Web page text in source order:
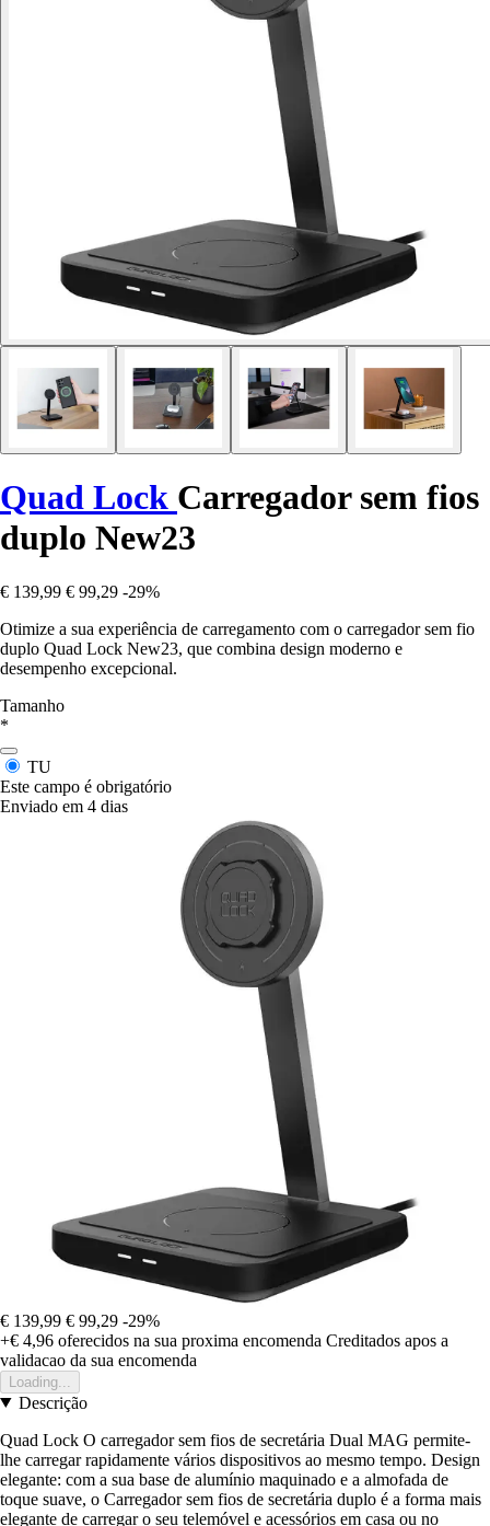
Quad Lock Carregador sem fios
duplo New23
€ 139,99 € 99,29 -29%
Otimize a sua experiência de carregamento com o carregador sem fio
duplo Quad Lock New23, que combina design moderno e
desempenho excepcional.
Tamanho
*
TU
Este campo é obrigatório
Enviado em 4 dias
€ 139,99 € 99,29 -29%
+€ 4,96 oferecidos na sua proxima encomenda Creditados apos a
validacao da sua encomenda
Loading...
Descrição
Quad Lock O carregador sem fios de secretária Dual MAG permite-
lhe carregar rapidamente vários dispositivos ao mesmo tempo. Design
elegante: com a sua base de alumínio maquinado e a almofada de
toque suave, o Carregador sem fios de secretária duplo é a forma mais
elegante de carregar o seu telemóvel e acessórios em casa ou no